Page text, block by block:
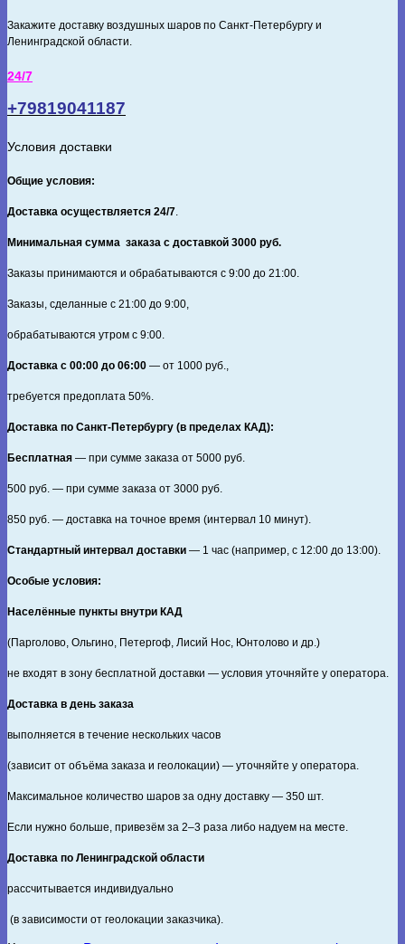
см.)
Фигура.
Три
Карамелька.
Закажите доставку воздушных шаров по Санкт-Петербургу и
Ленинградской области.
24/7
+79819041187
Условия доставки
Общие условия:
Доставка осуществляется 24/7.
Минимальная сумма заказа с доставкой 3000 руб.
Заказы принимаются и обрабатываются с 9:00 до 21:00.
Заказы, сделанные с 21:00 до 9:00,
обрабатываются утром с 9:00.
Доставка с 00:00 до 06:00 — от 1000 руб.,
требуется предоплата 50%.
Доставка по Санкт‑Петербургу (в пределах КАД):
Бесплатная — при сумме заказа от 5000 руб.
500 руб. — при сумме заказа от 3000 руб.
850 руб. — доставка на точное время (интервал 10 минут).
Стандартный интервал доставки — 1 час (например, с 12:00 до 13:00).
Особые условия:
Населённые пункты внутри КАД
(Парголово, Ольгино, Петергоф, Лисий Нос, Юнтолово и др.)
не входят в зону бесплатной доставки — условия уточняйте у оператора.
Доставка в день заказа
выполняется в течение нескольких часов
(зависит от объёма заказа и геолокации) — уточняйте у оператора.
Максимальное количество шаров за одну доставку — 350 шт.
Если нужно больше, привезём за 2–3 раза либо надуем на месте.
Доставка по Ленинградской области
рассчитывается индивидуально
(в зависимости от геолокации заказчика).